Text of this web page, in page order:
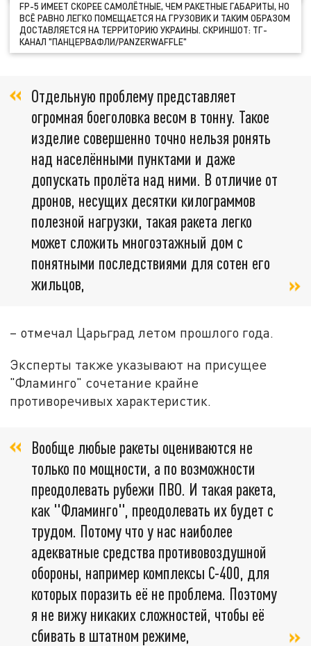
FP-5 ИМЕЕТ СКОРЕЕ САМОЛЁТНЫЕ, ЧЕМ РАКЕТНЫЕ ГАБАРИТЫ, НО
ВСЁ РАВНО ЛЕГКО ПОМЕЩАЕТСЯ НА ГРУЗОВИК И ТАКИМ ОБРАЗОМ
ДОСТАВЛЯЕТСЯ НА ТЕРРИТОРИЮ УКРАИНЫ. СКРИНШОТ: ТГ-
КАНАЛ "ПАНЦЕРВАФЛИ/PANZERWAFFLE"
Отдельную проблему представляет
огромная боеголовка весом в тонну. Такое
изделие совершенно точно нельзя ронять
над населёнными пунктами и даже
допускать пролёта над ними. В отличие от
дронов, несущих десятки килограммов
полезной нагрузки, такая ракета легко
может сложить многоэтажный дом с
понятными последствиями для сотен его
жильцов,
– отмечал Царьград летом прошлого года.
Эксперты также указывают на присущее
"Фламинго" сочетание крайне
противоречивых характеристик.
Вообще любые ракеты оцениваются не
только по мощности, а по возможности
преодолевать рубежи ПВО. И такая ракета,
как "Фламинго", преодолевать их будет с
трудом. Потому что у нас наиболее
адекватные средства противовоздушной
обороны, например комплексы С-400, для
которых поразить её не проблема. Поэтому
я не вижу никаких сложностей, чтобы её
сбивать в штатном режиме,